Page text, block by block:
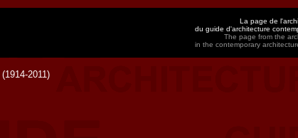
La page de
du guide d'architecture
The page from the
in the contemporary
(1914-2011)